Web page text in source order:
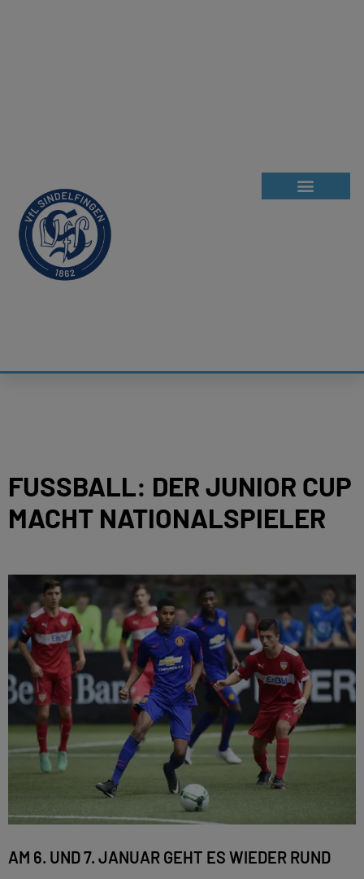
FUSSBALL: DER JUNIOR CUP M
ACHT NATIONALSPIELER
AM 6. UND 7. JANUAR GEHT ES WIEDER RUND